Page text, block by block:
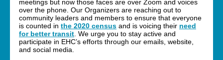
meetings but now those faces are over Zoom and voices
over the phone. Our Organizers are reaching out to
community leaders and members to ensure that everyone
is counted in the 2020 census and is voicing their need
for better transit . We urge you to stay active and
participate in EHC’s efforts through our emails, website,
and social media.